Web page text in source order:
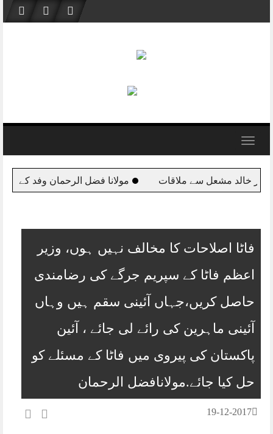
content
Toggle
وفد کے ہمراہ قطر پہنچ گئے اس وقت ملکی سالمیت کا مسئلہ
فاٹا اصلاحات کا مخالف نہیں ہوں، وزیر
اعظم فاٹا کے سپریم جرگے کی رضامندی
حاصل کریں،جہاں آئینی سقم ہیں وہاں
آئینی ماہرین کی رائے لی جائے ، آئین
پاکستان کی پیروی میں فاٹا کے مسئلے کو
حل کیا جائے.مولانافضل الرحمان
19-12-2017